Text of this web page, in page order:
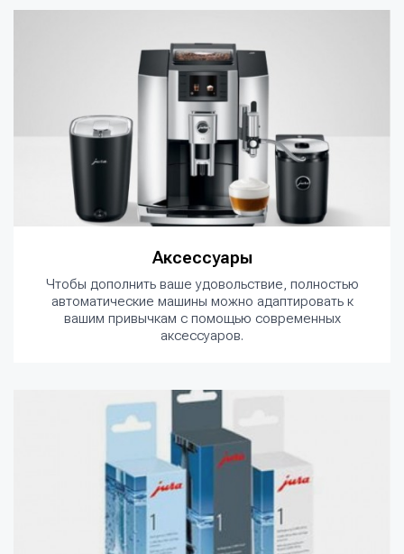
Аксессуары
Чтобы дополнить ваше удовольствие, полностью
автоматические машины можно адаптировать к
вашим привычкам с помощью современных
аксессуаров.